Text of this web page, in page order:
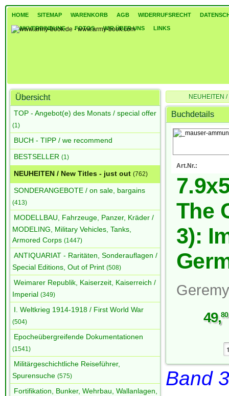
HOME SITEMAP WARENKORB AGB WIDERRUFSRECHT
BANKVERBINDUNG FOTOS WIR ÜBER UNS LINKS
Übersicht
TOP - Angebot(e) des Monats / special offer
(1)
BUCH - TIPP / we recommend
BESTSELLER (1)
NEUHEITEN / New Titles - just out (762)
SONDERANGEBOTE / on sale, bargains
(413)
MODELLBAU, Fahrzeuge, Panzer, Kräder /
MODELING, Military Vehicles, Tanks,
Armored Corps (1447)
ANTIQUARIAT - Raritäten, Sonderauflagen /
Special Editions, Out of Print (508)
Weimarer Republik, Kaiserzeit, Kaiserreich /
Imperial (349)
I. Weltkrieg 1914-1918 / First World War
(504)
Epocheübergreifende Dokumentationen
(1541)
Militärgeschichtliche Reiseführer,
Spurensuche (575)
Fortifikation, Bunker, Wehrbau, Wallanlagen,
NEUHEITEN
7.9x57 Mauser for
Buchdetails
Art.Nr.:
The
3):
49,80
Band 3